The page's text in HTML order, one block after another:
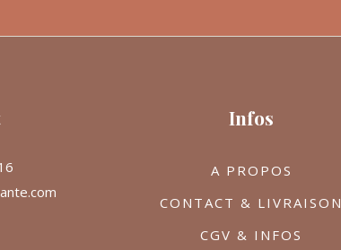
Infos
A PROPOS
CONTACT & LIVRAISON
CGV & INFOS